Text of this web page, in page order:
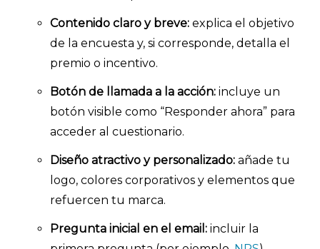
PLANTILLAS
PRECIOS
BLOG
ACCEDER →
Contenido claro y breve: explica el objetivo
de la encuesta y, si corresponde, detalla el
premio o incentivo.
Botón de llamada a la acción: incluye un
botón visible como “Responder ahora” para
acceder al cuestionario.
Diseño atractivo y personalizado: añade tu
logo, colores corporativos y elementos que
refuercen tu marca.
Pregunta inicial en el email: incluir la